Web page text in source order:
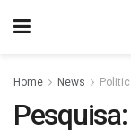
Home News